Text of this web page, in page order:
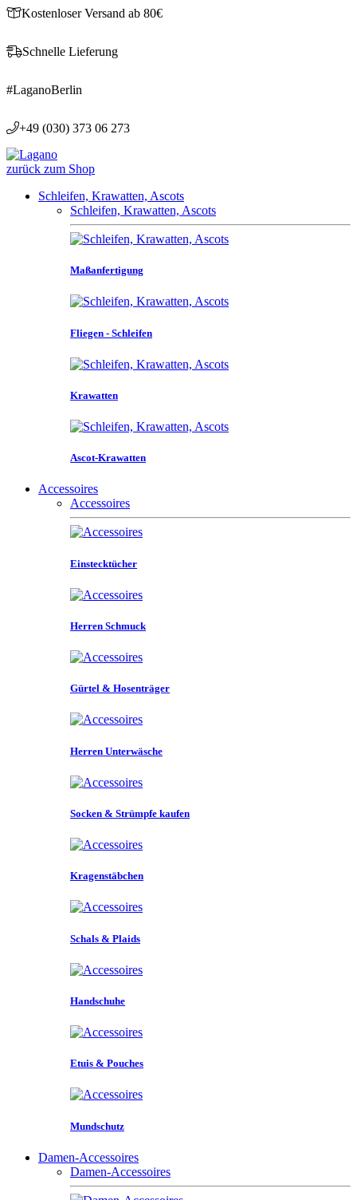
Kostenloser Versand ab 80€
Schnelle Lieferung
#LaganoBerlin
+49 (030) 373 06 273
zurück zum Shop
Schleifen, Krawatten, Ascots
Schleifen, Krawatten, Ascots
Maßanfertigung
Fliegen - Schleifen
Krawatten
Ascot-Krawatten
Accessoires
Accessoires
Einstecktücher
Herren Schmuck
Gürtel & Hosenträger
Herren Unterwäsche
Socken & Strümpfe kaufen
Kragenstäbchen
Schals & Plaids
Handschuhe
Etuis & Pouches
Mundschutz
Damen-Accessoires
Damen-Accessoires